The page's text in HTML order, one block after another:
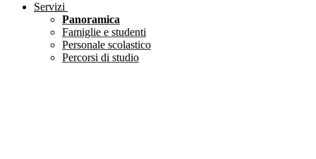
Servizi
Panoramica
Famiglie e studenti
Personale scolastico
Percorsi di studio